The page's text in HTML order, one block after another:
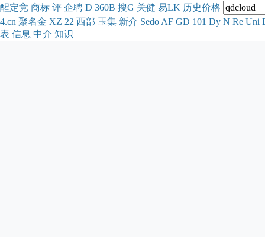
醒定竞 商标 评 企聘 D 360B 搜G 关健 易LK 历史价格
4.cn 聚名金 XZ 22 西部 玉集 新介 Sedo AF GD 101 Dy N Re Uni
表 信息 中介 知识